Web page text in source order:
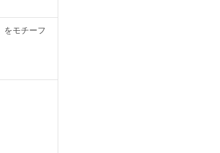
をモチーフ